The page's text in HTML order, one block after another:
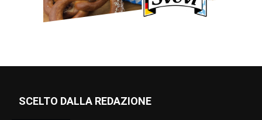
SCELTO DALLA REDAZIONE